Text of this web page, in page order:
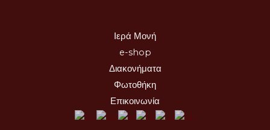
Ιερά Μονή
e-shop
Διακονήματα
Φωτοθήκη
Επικοινωνία